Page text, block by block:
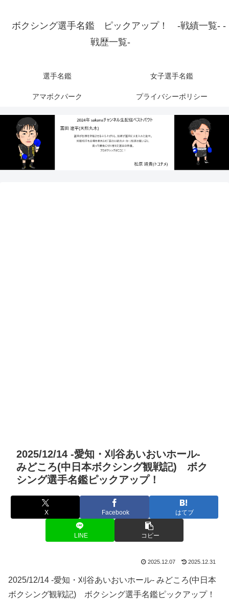
ボクシング選手名鑑 ピックアップ！ -戦績一覧- -
戦歴一覧-
選手名鑑 女子選手名鑑
アマボクパーク プライバシーポリシー
2025/12/14 -愛知・刈谷あいおいホール-
みどころ(中日本ボクシング観戦記) ボク
シング選手名鑑ピックアップ！
X Facebook はてブ
LINE コピー
2025.12.07 2025.12.31
2025/12/14 -愛知・刈谷あいおいホール- みどころ(中日本
ボクシング観戦記) ボクシング選手名鑑ピックアップ！